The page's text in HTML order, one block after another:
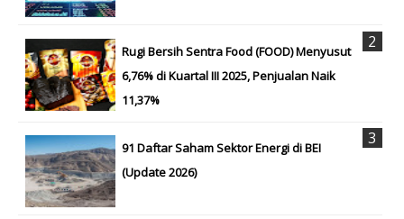
Rugi Bersih Sentra Food (FOOD) Menyusut
6,76% di Kuartal III 2025, Penjualan Naik
11,37%
91 Daftar Saham Sektor Energi di BEI
(Update 2026)